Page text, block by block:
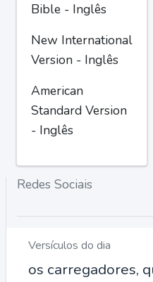
Bible - Inglês
New International
Version - Inglês
American
Standard Version
- Inglês
Redes Sociais
Versículos do dia
os carregadores,